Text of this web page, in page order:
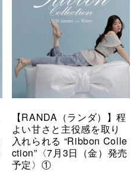
【RANDA（ランダ）】程
よい甘さと主役感を取り
入れられる “Ribbon Colle
ction”〈7月3日（金）発売
予定〉①